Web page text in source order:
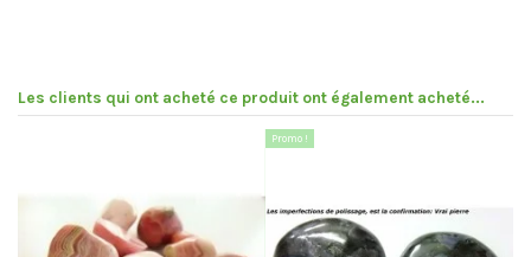
Les clients qui ont acheté ce produit ont également acheté...
Promo !